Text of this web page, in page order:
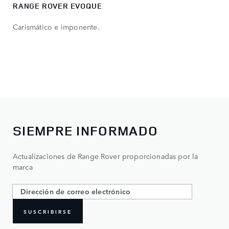
RANGE ROVER EVOQUE
Carismático e imponente.
SIEMPRE INFORMADO
Actualizaciones de Range Rover proporcionadas por la
marca
SUSCRIBIRSE